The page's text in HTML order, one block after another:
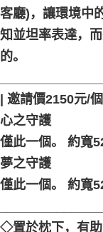
客廳)，讓環境中
知並坦率表達，
的。 󠀠󠀠
| 邀請價2150元/
心之守護
僅此一個。 約寬
夢之守護
僅此一個。 約寬
◇置於枕下，有